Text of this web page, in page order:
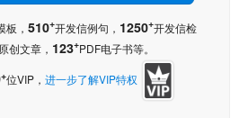
板， 510+开发信例句， 1250+开发信检
原创文章， 123+PDF电子书等。
+位VIP， 进一步了解VIP特权